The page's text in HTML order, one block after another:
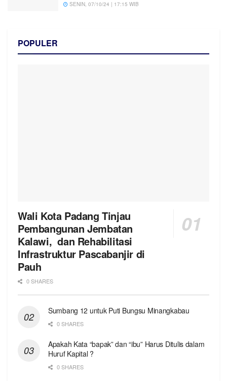
SENIN, 07/10/24 | 17:15 WIB
POPULER
Wali Kota Padang Tinjau
Pembangunan Jembatan
Kalawi, dan Rehabilitasi
Infrastruktur Pascabanjir di
Pauh
0 SHARES
Sumbang 12 untuk Puti Bungsu Minangkabau
0 SHARES
Apakah Kata “bapak” dan “ibu” Harus Ditulis dalam
Huruf Kapital ?
0 SHARES